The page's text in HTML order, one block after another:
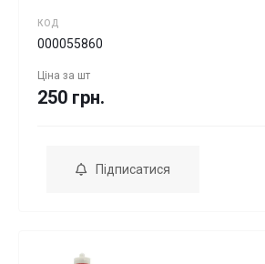
КОД
000055860
Ціна за шт
250 грн.
Підписатися